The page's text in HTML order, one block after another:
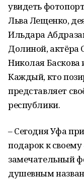
увидеть
Льва Лещенко,
Ильдара
Долиной, актёра
Николая Баскова
Каждый, кто
представляет
республики.
– Сегодня Уфа
подарок к
замечательный
душевным